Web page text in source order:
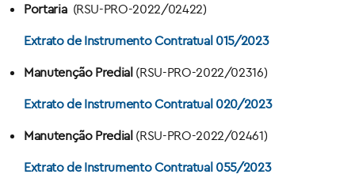
Portaria (RSU-PRO-2022/02422)
Extrato de Instrumento Contratual 015/2023
Manutenção Predial (RSU-PRO-2022/02316)
Extrato de Instrumento Contratual 020/2023
Manutenção Predial (RSU-PRO-2022/02461)
Extrato de Instrumento Contratual 055/2023